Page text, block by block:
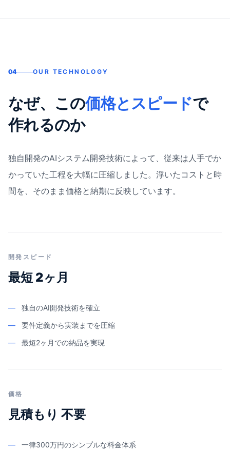
04 OUR TECHNOLOGY
なぜ、この価格とスピードで
作れるのか
独自開発のAIシステム開発技術によって、従来は人手でか
かっていた工程を大幅に圧縮しました。浮いたコストと時
間を、そのまま価格と納期に反映しています。
開発スピード
最短 2ヶ月
—
独自のAI開発技術を確立
—
要件定義から実装までを圧縮
—
最短2ヶ月での納品を実現
価格
見積もり 不要
—
一律300万円のシンプルな料金体系